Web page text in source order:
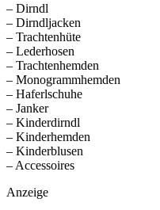
– Dirndl
– Dirndljacken
– Trachtenhüte
– Lederhosen
– Trachtenhemden
– Monogrammhemden
– Haferlschuhe
– Janker
– Kinderdirndl
– Kinderhemden
– Kinderblusen
– Accessoires
Anzeige